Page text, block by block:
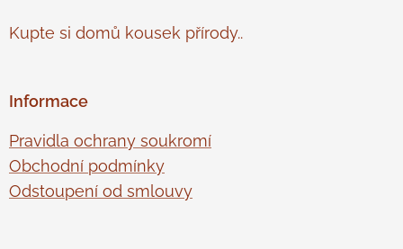
Kupte si domů kousek přírody..
Informace
Pravidla ochrany soukromí
Obchodní podmínky
Odstoupení od smlouvy